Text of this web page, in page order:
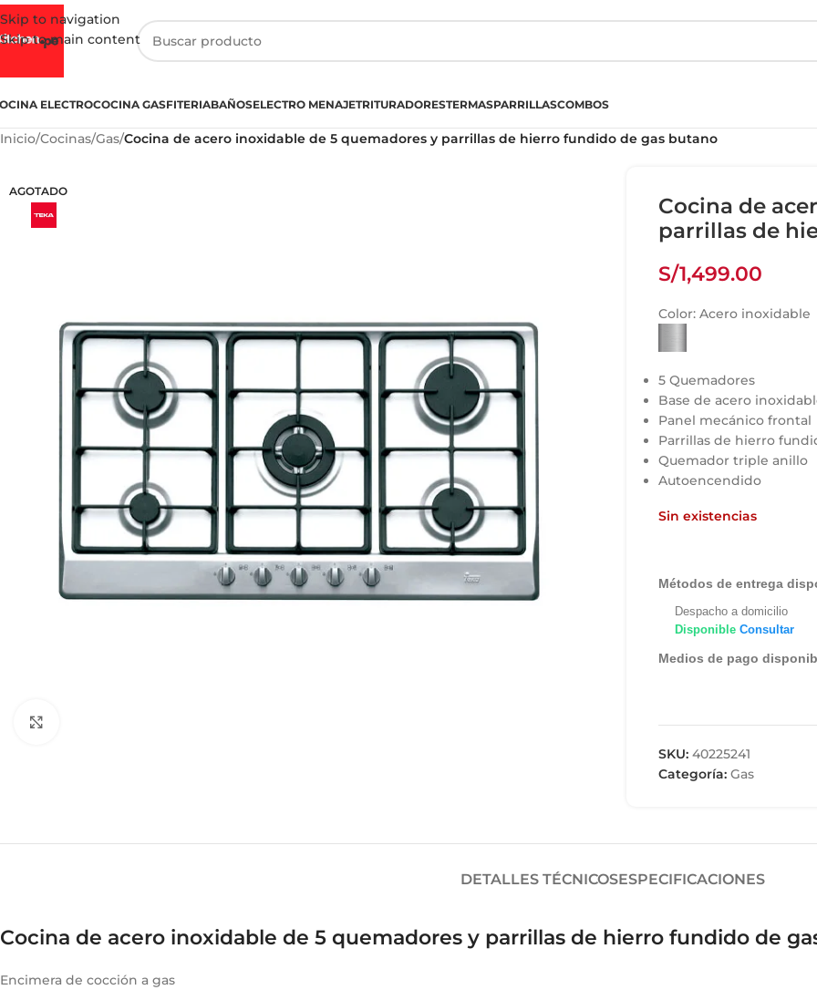
Skip to navigation
Skip to main content
ELECTROCOCINA GASFITERIABAÑOSELECTRO MENAJETRITURADORESTERMASPARRILLASCOMBOS
Inicio/Cocinas/Gas/Cocina de acero inoxidable de 5 quemadores y parrillas de hierro fundido de gas butano
AGOTADO
Cocina de
parrillas de
S/1,499.00
Color: Acero inoxidable
5 Quemadores
Base de acero
Panel mecánico frontal
Parrillas de hierro
Quemador triple anillo
Autoencendido
Sin existencias
Métodos de entrega
Despacho a domicilio
Disponible Consultar
Medios de pago
SKU: 40225241
Categoría: Gas
DETALLES TÉCNICOSESPECIFICACIONES
Cocina de acero inoxidable de 5 quemadores y parrillas de hierro fundido de
Encimera de cocción a gas